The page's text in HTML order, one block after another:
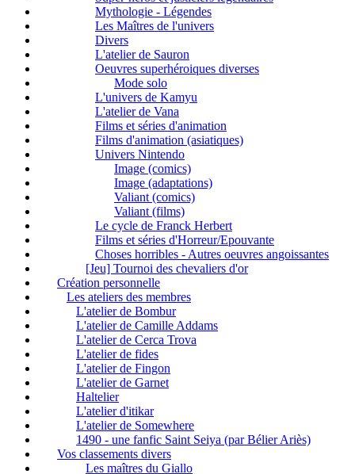
Mythologie - Légendes
Les Maîtres de l'univers
Divers
L'atelier de Sauron
Oeuvres superhéroiques diverses
Mode solo
L'univers de Kamyu
L'atelier de Vana
Films et séries d'animation
Films d'animation (asiatiques)
Univers Nintendo
Image (comics)
Image (adaptations)
Valiant (comics)
Valiant (films)
Le cycle de Franck Herbert
Films et séries d'Horreur/Epouvante
Choses horribles - Autres oeuvres angoissantes
[Jeu] Tournoi des chevaliers d'or
Création personnelle
Les ateliers des membres
L'atelier de Bombur
L'atelier de Camille Addams
L'atelier de Cerca Trova
L'atelier de fides
L'atelier de Fingon
L'atelier de Garnet
Haltelier
L'atelier d'itikar
L'atelier de Somewhere
1490 - une fanfic Saint Seiya (par Bélier Ariès)
Vos classements divers
Les maîtres du Giallo